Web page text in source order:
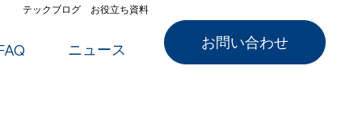
テックブログ お役立ち資料
お問い合わせ
ニュース